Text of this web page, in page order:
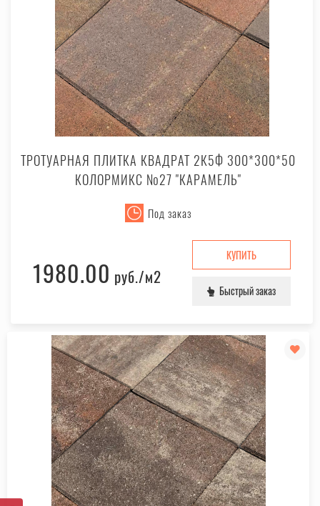
ТРОТУАРНАЯ ПЛИТКА КВАДРАТ 2К5Ф 300*300*50
КОЛОРМИКС №27 "КАРАМЕЛЬ"
Под заказ
1980.00 руб./м2
КУПИТЬ
Быстрый заказ